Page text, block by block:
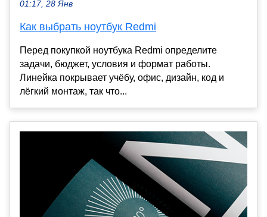
01:17, 28 Янв
Как выбрать ноутбук Redmi
Перед покупкой ноутбука Redmi определите
задачи, бюджет, условия и формат работы.
Линейка покрывает учёбу, офис, дизайн, код и
лёгкий монтаж, так что...